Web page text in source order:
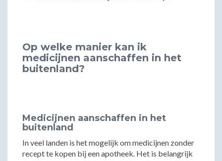
Op welke manier kan ik
medicijnen aanschaffen in het
buitenland?
Medicijnen aanschaffen in het
buitenland
In veel landen is het mogelijk om medicijnen zonder
recept te kopen bij een apotheek. Het is belangrijk